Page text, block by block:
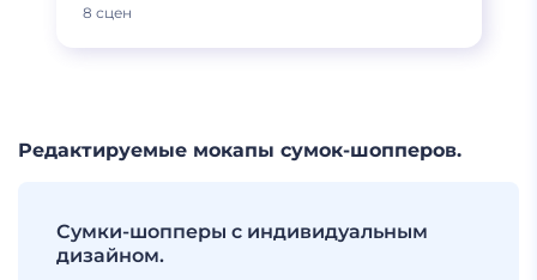
8 сцен
Редактируемые мокапы сумок-шопперов.
Сумки-шопперы с индивидуальным
дизайном.